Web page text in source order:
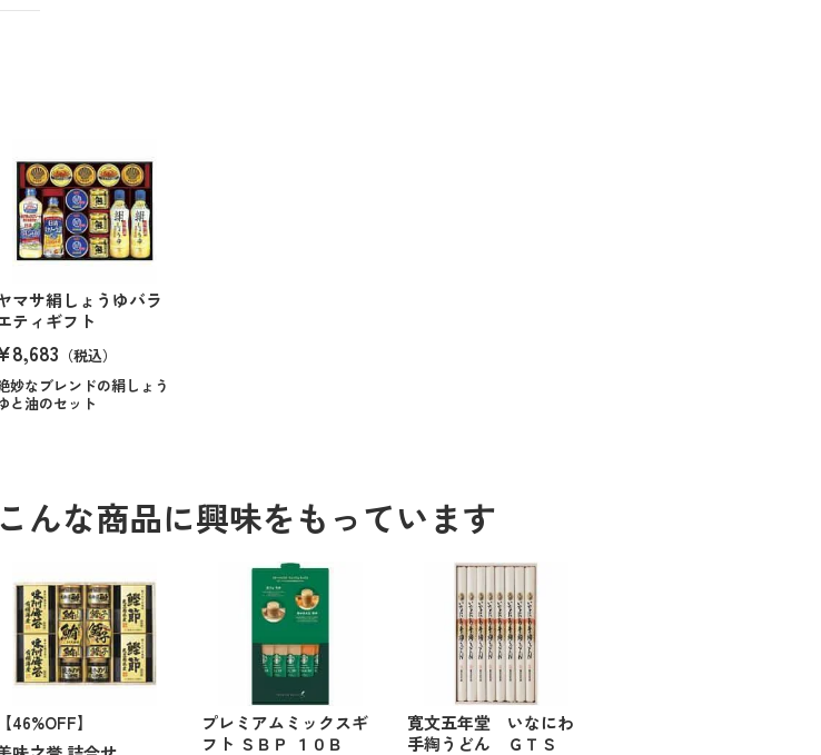
マサ絹しょうゆバラ
ティギフト
（税込）
妙なブレンドの絹しょう
と油のセット
んな商品に興味をもっています
【46%OFF】
プレミアムミックスギ
フト ＳＢＰ １０Ｂ
寛文五年堂 いなにわ
手綯うどん ＧＴＳ